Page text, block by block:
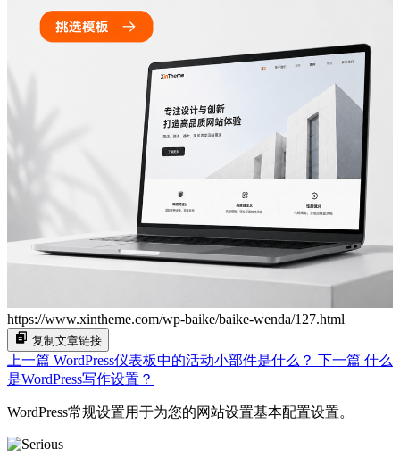
https://www.xintheme.com/wp-baike/baike-wenda/127.html
复制文章链接
上一篇 WordPress仪表板中的活动小部件是什么？ 下一篇 什么
是WordPress写作设置？
WordPress常规设置用于为您的网站设置基本配置设置。